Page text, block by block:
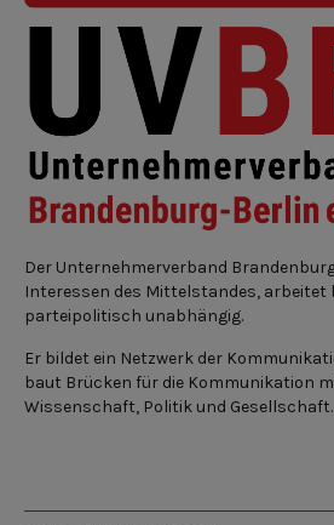
Der Unternehmerverband
Interessen des Mittelstandes, arbeitet
parteipolitisch unabhängig.
Er bildet ein Netzwerk der
baut Brücken für die Kommunikation
Wissenschaft, Politik und Gesellschaft.